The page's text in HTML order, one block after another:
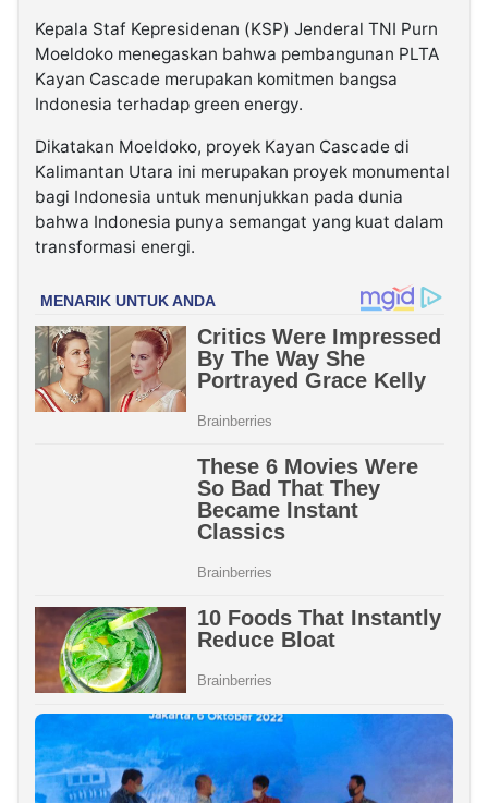
Kepala Staf Kepresidenan (KSP) Jenderal TNI Purn
Moeldoko menegaskan bahwa pembangunan PLTA
Kayan Cascade merupakan komitmen bangsa
Indonesia terhadap green energy.
Dikatakan Moeldoko, proyek Kayan Cascade di
Kalimantan Utara ini merupakan proyek monumental
bagi Indonesia untuk menunjukkan pada dunia
bahwa Indonesia punya semangat yang kuat dalam
transformasi energi.